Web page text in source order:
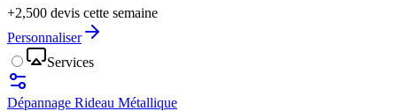
+2,500 devis cette semaine
Personnaliser
Services
Dépannage Rideau Métallique